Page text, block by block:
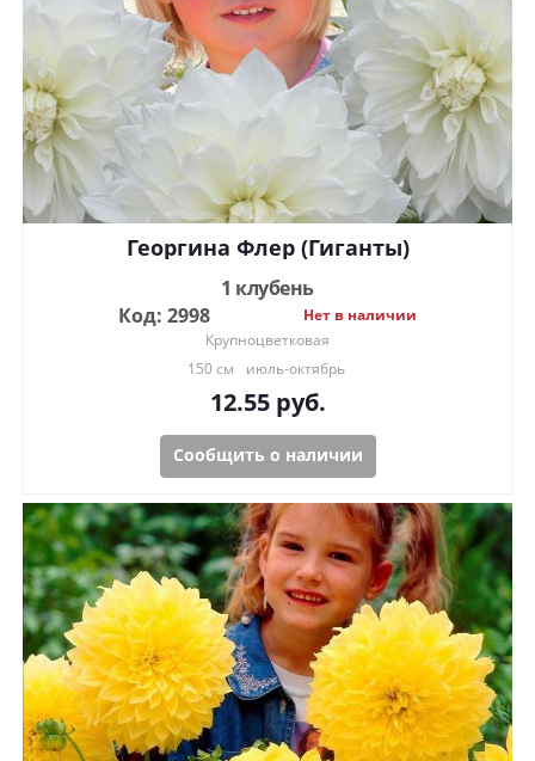
Георгина Флер (Гиганты)
1 клубень
Код: 2998
Нет в наличии
Крупноцветковая
150 см
июль-октябрь
12.55руб.
Сообщить о наличии